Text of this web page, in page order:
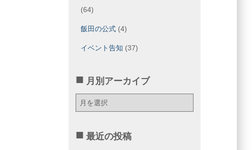
(64)
飯田の公式(4)
イベント告知 (37)
月別アーカイブ
月
別
カ 最近の投稿